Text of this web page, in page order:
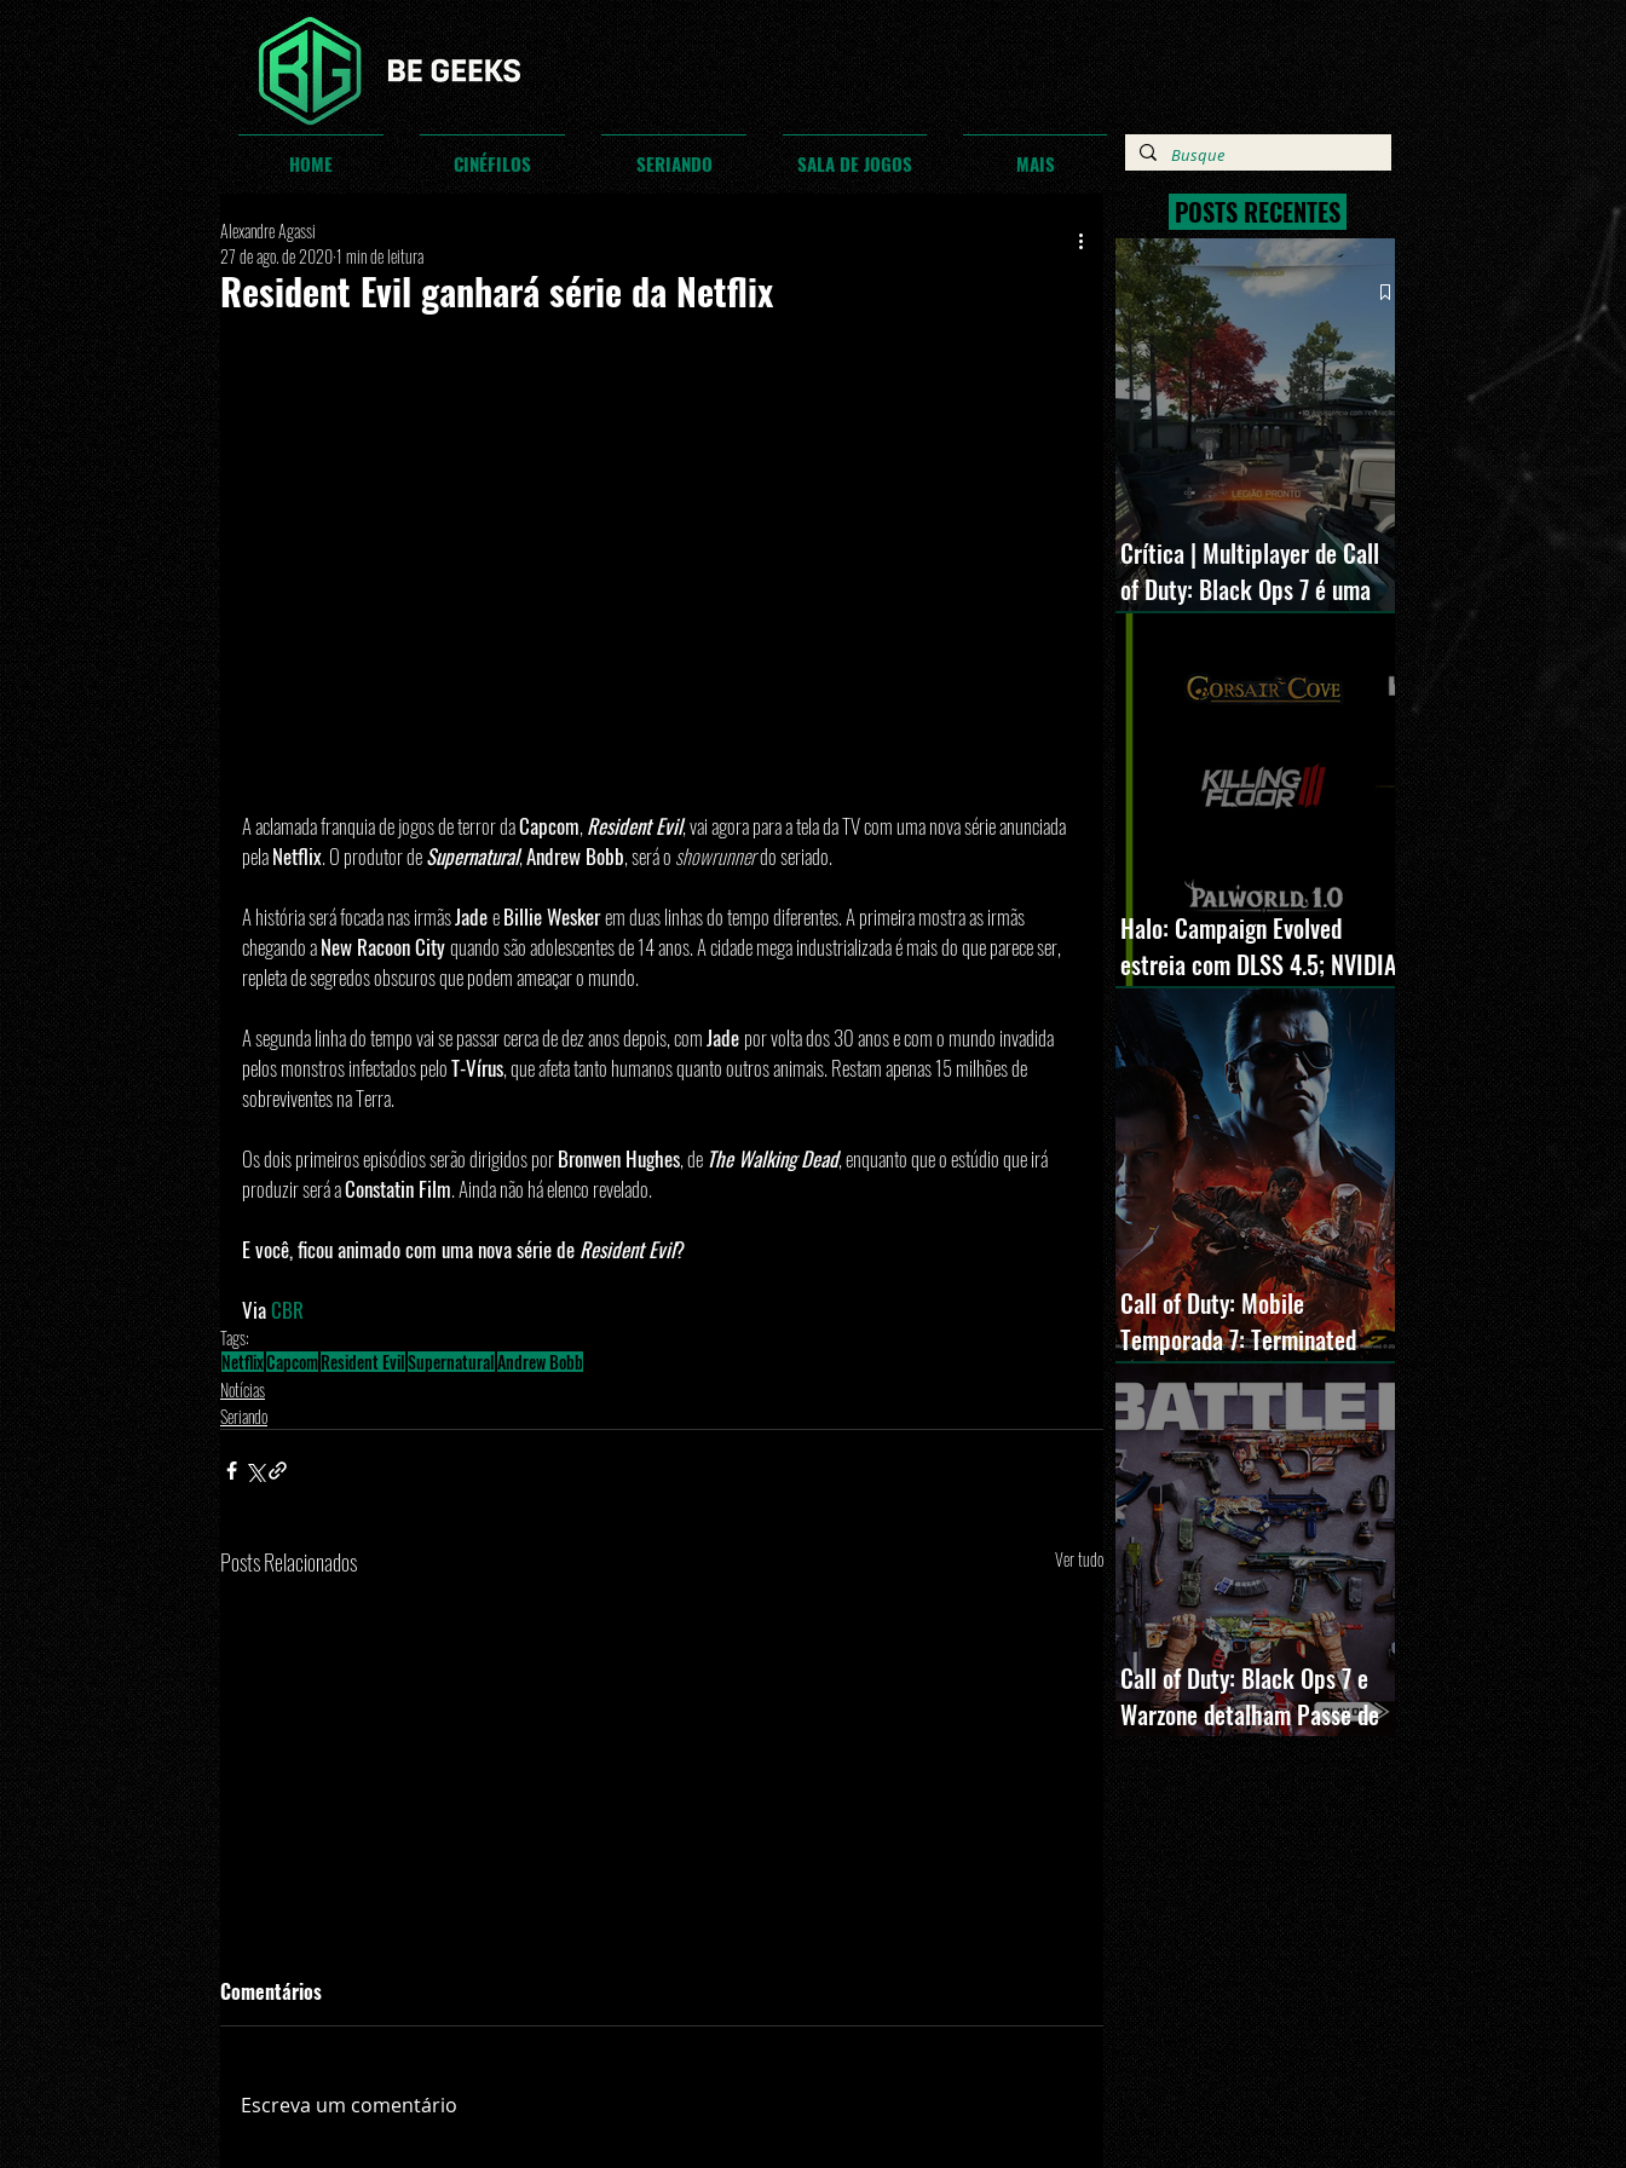
HOME CINÉFILOS SERIANDO SALA DE JOGOS MAIS
Resident Evil ganhará série da Netflix
Alexandre Agassi
27 de ago. de 20201 min de leitura
A aclamada franquia de jogos de terror da Capcom, Resident Evil, vai agora para a tela da TV com uma nova série anunciada
pela Netflix. O produtor de Supernatural, Andrew Bobb, será o showrunner do seriado.
A história será focada nas irmãs Jade e Billie Wesker em duas linhas do tempo diferentes. A primeira mostra as irmãs
chegando a New Racoon City quando são adolescentes de 14 anos. A cidade mega industrializada é mais do que parece ser,
repleta de segredos obscuros que podem ameaçar o mundo.
A segunda linha do tempo vai se passar cerca de dez anos depois, com Jade por volta dos 30 anos e com o mundo invadida
pelos monstros infectados pelo T-Vírus, que afeta tanto humanos quanto outros animais. Restam apenas 15 milhões de
sobreviventes na Terra.
Os dois primeiros episódios serão dirigidos por Bronwen Hughes, de The Walking Dead, enquanto que o estúdio que irá
produzir será a Constatin Film. Ainda não há elenco revelado.
E você, ficou animado com uma nova série de Resident Evil?
Via CBR
Tags:
NetflixCapcomResident EvilSupernaturalAndrew Bobb
Notícias
Seriando
Posts Relacionados Ver tudo
Comentários
Escreva um comentário
POSTS RECENTES
Crítica | Multiplayer de Call
of Duty: Black Ops 7 é uma
experiência positiva,
Halo: Campaign Evolved
estreia com DLSS 4.5; NVIDIA
lança novo GeForce Game
Ready Driver para grandes
lançamentos
Call of Duty: Mobile
Temporada 7: Terminated
estreia com O Exterminador
do Futuro 2, novos modos e
Cronen Squall
Call of Duty: Black Ops 7 e
Warzone detalham Passe de
Batalha, BlackCell e novas
recompensas da Temporada 5